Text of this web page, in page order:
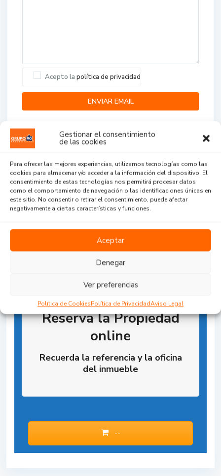
Gestionar el consentimiento
de las cookies
Para ofrecer las mejores experiencias, utilizamos tecnologías como las
cookies para almacenar y/o acceder a la información del dispositivo. El
consentimiento de estas tecnologías nos permitirá procesar datos
como el comportamiento de navegación o las identificaciones únicas en
este sitio. No consentir o retirar el consentimiento, puede afectar
negativamente a ciertas características y funciones.
Aceptar
Denegar
Ver preferencias
Política de CookiesPolítica de PrivacidadAviso Legal
Acepto la política de privacidad
Agent Reviews
...
Reserva la Propiedad
online
Recuerda la referencia y la oficina
del inmueble
--